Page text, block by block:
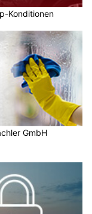
Konditionen
GmbH